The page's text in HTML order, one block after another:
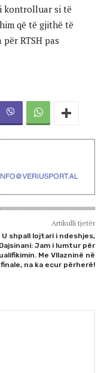
kontrolluar si të
që të gjithë të
RTSH pas
Artikulli tjetër
U shpall lojtari i ndeshjes,
Dajsinani: Jam i lumtur për
Me Vllazninë në
finale, na ka ecur përherë!